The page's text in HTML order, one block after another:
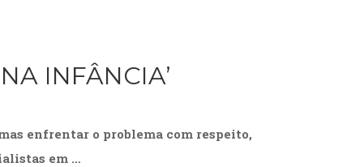
INFÂNCIA’
enfrentar o problema com respeito,
em …